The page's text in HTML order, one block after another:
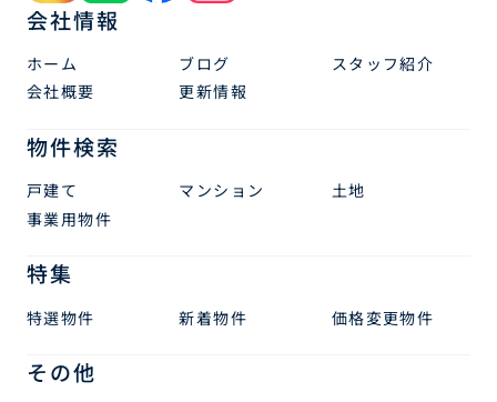
会社情報
ホーム ブログ
スタッフ紹介
会社概要
更新情報
物件検索
戸建て マンション
土地
事業用物件
特集
特選物件 新着物件 価格変更物件
その他